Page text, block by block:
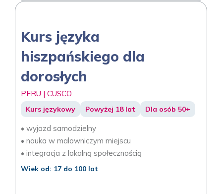
Kurs języka
hiszpańskiego dla
dorosłych
PERU | CUSCO
Kurs językowy Powyżej 18 lat Dla osób 50+
• wyjazd samodzielny
• nauka w malowniczym miejscu
• integracja z lokalną społecznością
Wiek od: 17 do 100 lat